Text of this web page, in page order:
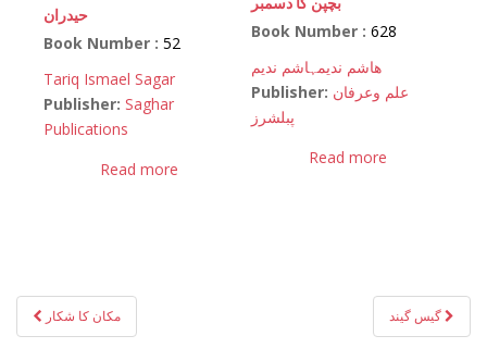
حیدران
Book Number : 52
Tariq Ismael Sagar
Publisher: Saghar
Publications
Read more
Book Number :628
ھاشم ندیمہاشم ندیم
Publisher: علم وعرفان
پبلشرز
Read more
Postمکان کا شکار